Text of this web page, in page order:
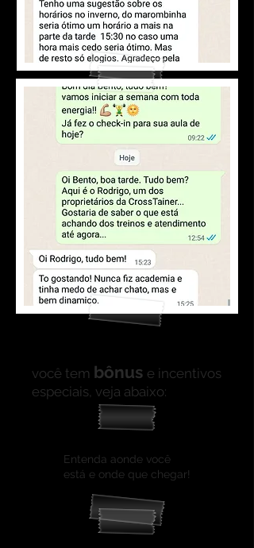
você tem bônus e incentivos
especiais, veja abaixo:
1) Avaliação Física
Entenda aonde você
está e onde que chegar!
2) PROJETOVC +